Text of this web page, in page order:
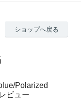
ショップへ戻る
Polarized
ビュー